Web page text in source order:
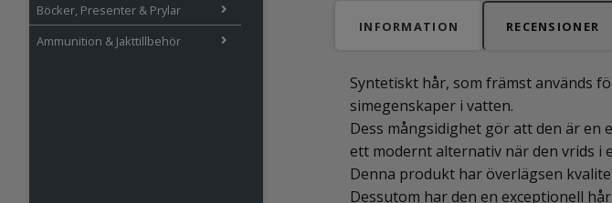
Böcker, Presenter & Prylar
Ammunition & Jakttillbehör
INFORMATION RECENSIONER
Syntetiskt hår, som främst används
simegenskaper i vatten.
Dess mångsidighet gör att den är
ett modernt alternativ när den vrids i
Denna produkt har överlägsen
Dessutom har den en exceptionell